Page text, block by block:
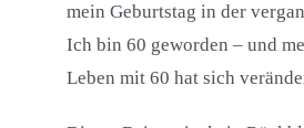
mein Geburtstag in der
Ich bin 60 geworden – und
Leben mit 60 hat sich